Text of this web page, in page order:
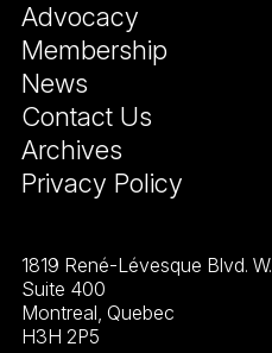
Advocacy
Membership
News
Contact Us
Archives
Privacy Policy
1819 René-Lévesque Blvd. W.
Suite 400
Montreal, Quebec
H3H 2P5